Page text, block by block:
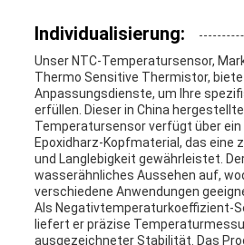
Individualisierung:
Unser NTC-Temperatursensor,
Thermo Sensitive Thermistor,
Anpassungsdienste, um Ihre
erfüllen. Dieser in China
Temperatursensor verfügt über ein
Epoxidharz-Kopfmaterial, das eine
und Langlebigkeit gewährleistet.
wasserähnliches Aussehen auf,
verschiedene Anwendungen
Als Negativtemperaturkoeffizient-
liefert er präzise
ausgezeichneter Stabilität. Das